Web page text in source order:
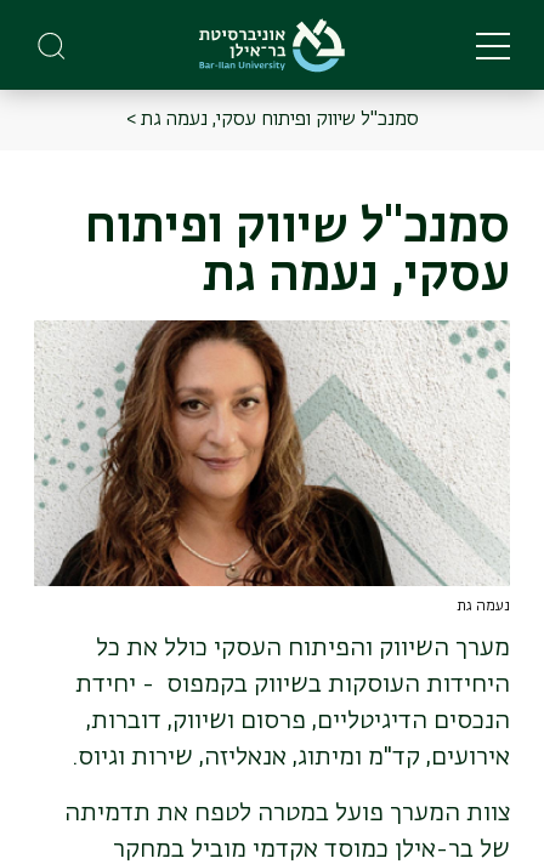
main
סמנכ"ל שיווק ופיתוח עסקי, נעמה גת >
סמנכ"ל שיווק ופיתוח
עסקי, נעמה גת
תמונה
נעמה גת
מערך השיווק והפיתוח העסקי כולל את כל
היחידות העוסקות בשיווק בקמפוס - יחידת
הנכסים הדיגיטליים, פרסום ושיווק, דוברות,
אירועים, קד"מ ומיתוג, אנאליזה, שירות וגיוס.
צוות המערך פועל במטרה לטפח את תדמיתה
של בר-אילן כמוסד אקדמי מוביל במחקר